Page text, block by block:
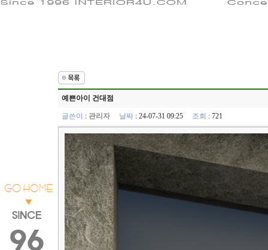
예쁜아이 건대점
글쓴이 : 관리자 날짜 : 24-07-31 09:25 조회 : 721